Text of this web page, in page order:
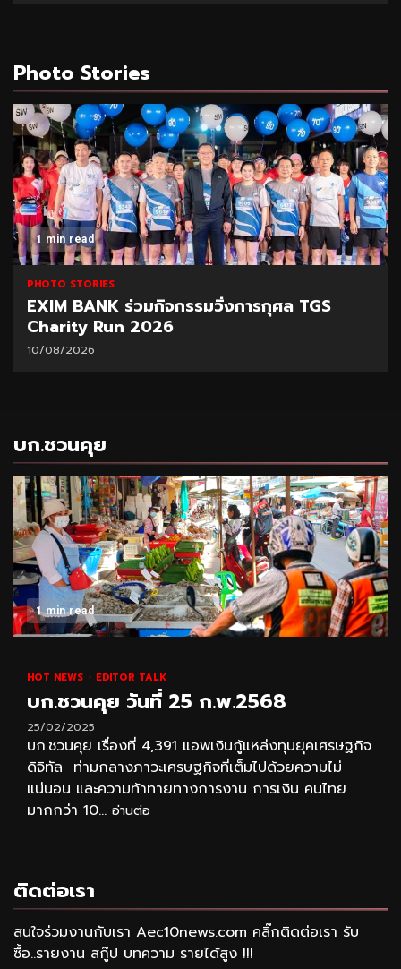
Photo Stories
1 min read
PHOTO STORIES
EXIM BANK ร่วมกิจกรรมวิ่งการกุศล TGS
Charity Run 2026
10/08/2026
บก.ชวนคุย
1 min read
HOT NEWS EDITOR TALK
บก.ชวนคุย วันที่ 25 ก.พ.2568
25/02/2025
บก.ชวนคุย เรื่องที่ 4,391 แอพเงินกู้แหล่งทุนยุคเศรษฐกิจ
ดิจิทัล ท่ามกลางภาวะเศรษฐกิจที่เต็มไปด้วยความไม่
แน่นอน และความท้าทายทางการงาน การเงิน คนไทย
มากกว่า 10... อ่านต่อ
ติดต่อเรา
สนใจร่วมงานกับเรา Aec10news.com คลิ๊กติดต่อเรา รับ
ซื้อ..รายงาน สกู๊ป บทความ รายได้สูง !!!